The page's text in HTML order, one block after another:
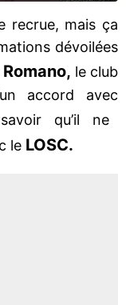
recrue, mais ça
dévoilées
le club
accord avec
qu’il ne
le LOSC.